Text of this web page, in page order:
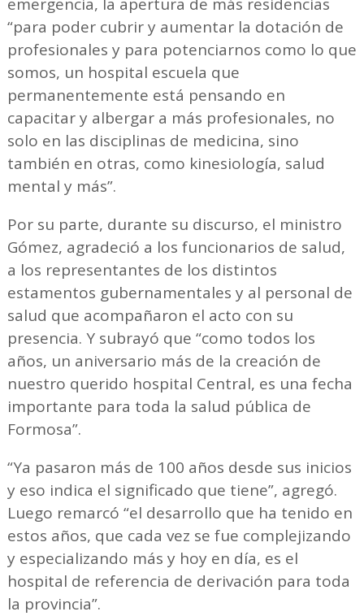
“para poder cubrir y aumentar la dotación de
profesionales y para potenciarnos como lo que
somos, un hospital escuela que
permanentemente está pensando en
capacitar y albergar a más profesionales, no
solo en las disciplinas de medicina, sino
también en otras, como kinesiología, salud
mental y más”.
Por su parte, durante su discurso, el ministro
Gómez, agradeció a los funcionarios de salud,
a los representantes de los distintos
estamentos gubernamentales y al personal de
salud que acompañaron el acto con su
presencia. Y subrayó que “como todos los
años, un aniversario más de la creación de
nuestro querido hospital Central, es una fecha
importante para toda la salud pública de
Formosa”.
“Ya pasaron más de 100 años desde sus inicios
y eso indica el significado que tiene”, agregó.
Luego remarcó “el desarrollo que ha tenido en
estos años, que cada vez se fue complejizando
y especializando más y hoy en día, es el
hospital de referencia de derivación para toda
la provincia”.